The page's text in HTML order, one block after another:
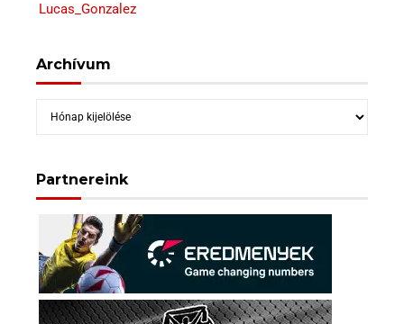
Lucas_Gonzalez
Archívum
Archívum
Partnereink